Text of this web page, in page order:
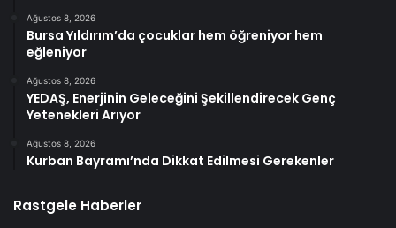
Ağustos 8, 2026
Bursa Yıldırım’da çocuklar hem öğreniyor hem
eğleniyor
Ağustos 8, 2026
YEDAŞ, Enerjinin Geleceğini Şekillendirecek Genç
Yetenekleri Arıyor
Ağustos 8, 2026
Kurban Bayramı’nda Dikkat Edilmesi Gerekenler
Rastgele Haberler